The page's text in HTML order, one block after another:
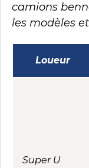
camions
les modèles
Loueur
Super U